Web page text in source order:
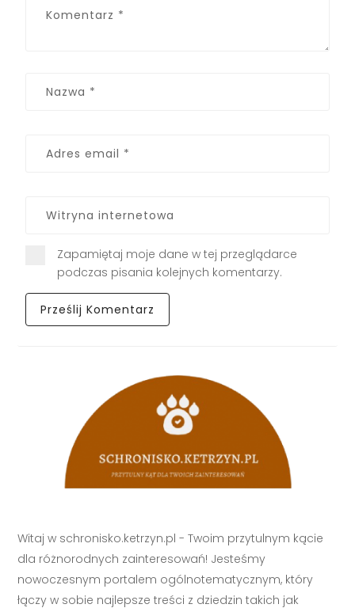
Zapamiętaj moje dane w tej przeglądarce
podczas pisania kolejnych komentarzy.
Witaj w schronisko.ketrzyn.pl - Twoim przytulnym kącie
dla różnorodnych zainteresowań! Jesteśmy
nowoczesnym portalem ogólnotematycznym, który
łączy w sobie najlepsze treści z dziedzin takich jak